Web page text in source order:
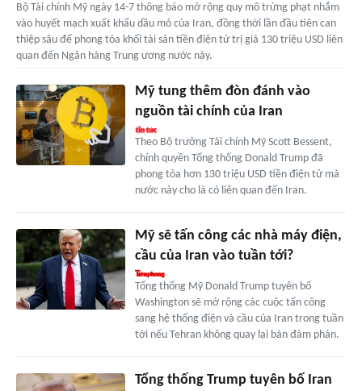
Bộ Tài chính Mỹ ngày 14-7 thông báo mở rộng quy mô trừng phạt nhắm
vào huyết mạch xuất khẩu dầu mỏ của Iran, đồng thời lần đầu tiên can
thiệp sâu để phong tỏa khối tài sản tiền điện tử trị giá 130 triệu USD liên
quan đến Ngân hàng Trung ương nước này.
Mỹ tung thêm đòn đánh vào
nguồn tài chính của Iran
Theo Bộ trưởng Tài chính Mỹ Scott Bessent,
chính quyền Tổng thống Donald Trump đã
phong tỏa hơn 130 triệu USD tiền điện tử mà
nước này cho là có liên quan đến Iran.
Mỹ sẽ tấn công các nhà máy điện,
cầu của Iran vào tuần tới?
Tổng thống Mỹ Donald Trump tuyên bố
Washington sẽ mở rộng các cuộc tấn công
sang hệ thống điện và cầu của Iran trong tuần
tới nếu Tehran không quay lại bàn đàm phán.
Tổng thống Trump tuyên bố Iran